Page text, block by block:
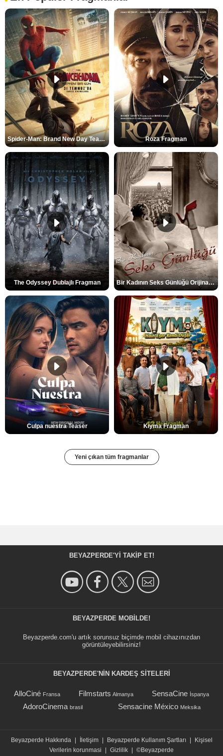
Spider-Man: Brand New Day Teaser Roza Fragman
The Odyssey Dublajlı Fragman Bir Kadının Seks Günlüğü Orijinal Fragman
Culpa nuestra Teaser Kıyma Fragman
Yeni çıkan tüm fragmanlar
BEYAZPERDE'YI TAKIP ET!
BEYAZPERDE MOBILDE!
Beyazperde.com'u artık sorunsuz biçimde mobil cihazınızdan
görüntüleyebilirsiniz!
BEYAZPERDE'NIN KARDEŞ SİTELERİ
AlloCiné Fransa Filmstarts Almanya SensaCine İspanya
AdoroCinema brasil Sensacine México Meksika
Beyazperde Hakkında İletişim Beyazperde Kullanım Şartları
Kişisel
Verilerin korunmasi
Gizlilik ©Beyazperde